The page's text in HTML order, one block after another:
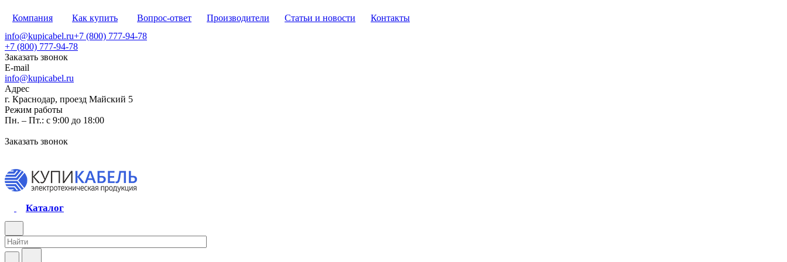
Компания Как купить Вопрос-ответ Производители Статьи и новости
Контакты
info@kupicabel.ru+7 (800) 777-94-78
+7 (800) 777-94-78
Заказать звонок
E-mail
info@kupicabel.ru
Адрес
г. Краснодар, проезд Майский 5
Режим работы
Пн. – Пт.: с 9:00 до 18:00
Заказать звонок
Каталог